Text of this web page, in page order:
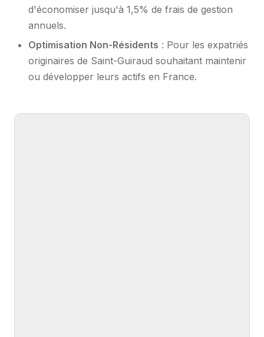
d'économiser jusqu'à 1,5% de frais de gestion
annuels.
Optimisation Non-Résidents : Pour les expatriés
originaires de Saint-Guiraud souhaitant maintenir
ou développer leurs actifs en France.